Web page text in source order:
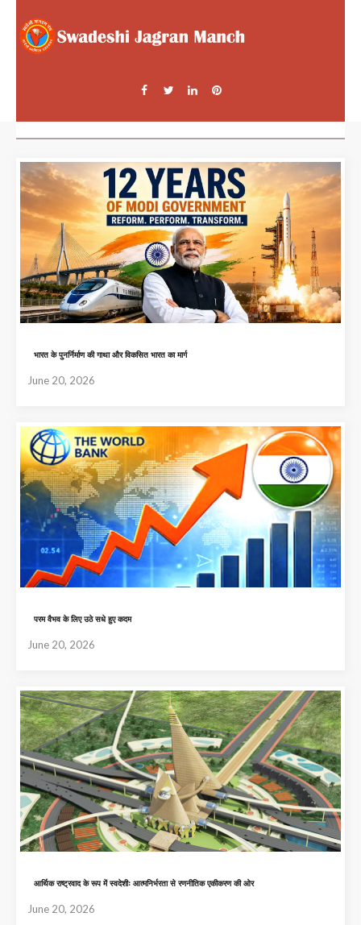
भारत के पुनर्निर्माण की गाथा और विकसित भारत का मार्ग
June 20, 2026
परम वैभव के लिए उठे सधे हुए कदम
June 20, 2026
आर्थिक राष्ट्रवाद के रूप में स्वदेशीः आत्मनिर्भरता से रणनीतिक एकीकरण की ओर
June 20, 2026